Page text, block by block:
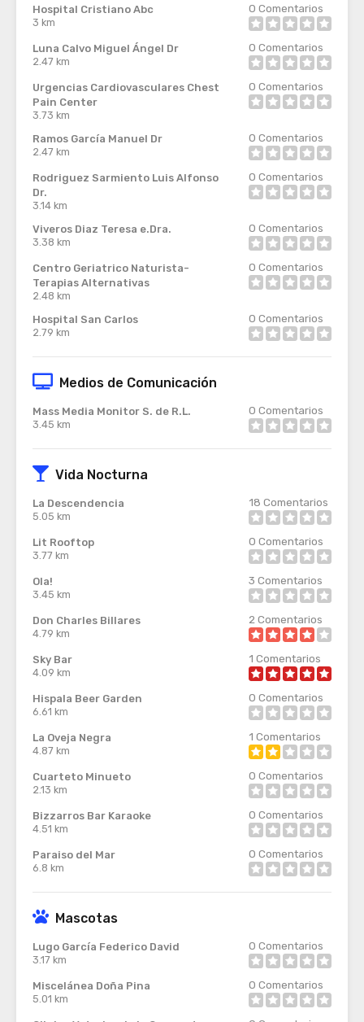
Hospital Cristiano Abc
3 km
0 Comentarios
Luna Calvo Miguel Ángel Dr
2.47 km
0 Comentarios
Urgencias Cardiovasculares Chest
Pain Center
3.73 km
0 Comentarios
Ramos García Manuel Dr
2.47 km
0 Comentarios
Rodriguez Sarmiento Luis Alfonso
Dr.
3.14 km
0 Comentarios
Viveros Diaz Teresa e.Dra.
3.38 km
0 Comentarios
Centro Geriatrico Naturista-
Terapias Alternativas
2.48 km
0 Comentarios
Hospital San Carlos
2.79 km
0 Comentarios
Medios de Comunicación
Mass Media Monitor S. de R.L.
3.45 km
0 Comentarios
Vida Nocturna
La Descendencia
5.05 km
18 Comentarios
Lit Rooftop
3.77 km
0 Comentarios
Ola!
3.45 km
3 Comentarios
Don Charles Billares
4.79 km
2 Comentarios
Sky Bar
4.09 km
1 Comentarios
Hispala Beer Garden
6.61 km
0 Comentarios
La Oveja Negra
4.87 km
1 Comentarios
Cuarteto Minueto
2.13 km
0 Comentarios
Bizzarros Bar Karaoke
4.51 km
0 Comentarios
Paraiso del Mar
6.8 km
0 Comentarios
Mascotas
Lugo García Federico David
3.17 km
0 Comentarios
Miscelánea Doña Pina
5.01 km
0 Comentarios